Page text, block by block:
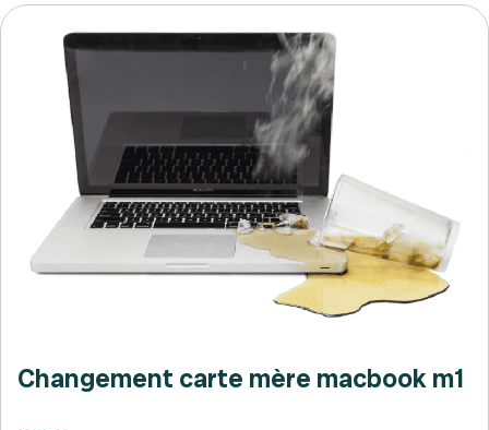
Changement carte mère macbook m1